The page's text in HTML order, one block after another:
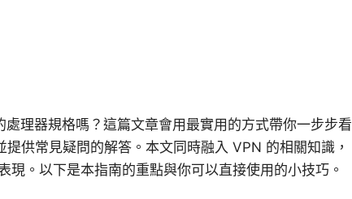
理器規格嗎？這篇文章會用最實用的方式帶你一步步看
供常見疑問的解答。本文同時融入 VPN 的相關知識，
。以下是本指南的重點與你可以直接使用的小技巧。